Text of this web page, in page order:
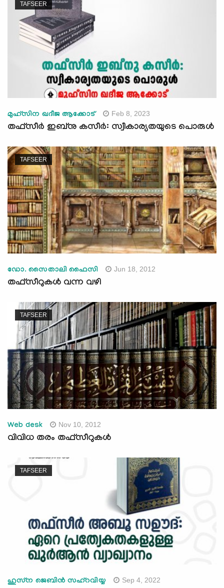
TAFSEER
മുഹ്സിന ഖദീജ ആക്കോട് Feb 8, 2023
തഫ്സീർ ഇബ്നു കസീര്‍: സ്വീകാര്യതയുടെ പൊരുള്‍
TAFSEER
ഡോ. സൈതാലി ഫൈസി Jun 18, 2012
തഫ്‌സീറുകള്‍ വന്ന വഴി
TAFSEER
Web desk Nov 10, 2012
വിവിധ തരം തഫ്സീറുകള്‍
TAFSEER
ഹുസ്‌ന ജെബിന്‍ സഹ്‌റവിയ്യ Sep 4, 2022